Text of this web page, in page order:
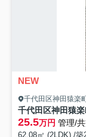
NEW
千代田区神田猿楽
千代田区神田猿
25.5万円 管理/
62.08㎡ (2LDK) /築